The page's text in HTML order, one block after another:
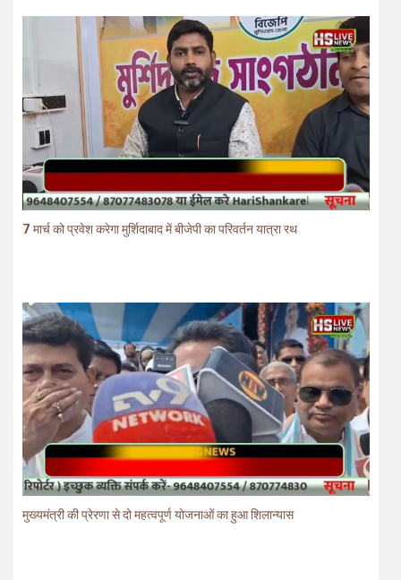
7 मार्च को प्रवेश करेगा मुर्शिदाबाद में बीजेपी का परिवर्तन यात्रा रथ
मुख्यमंत्री की प्रेरणा से दो महत्वपूर्ण योजनाओं का हुआ शिलान्यास